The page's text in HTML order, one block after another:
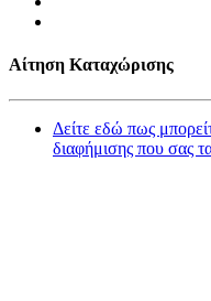
Αίτηση Καταχώρισης
Δείτε εδώ πως
διαφήμισης που σας